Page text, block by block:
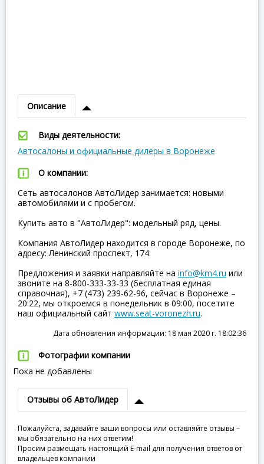
Описание
Виды деятельности:
Автосалоны и официальные дилеры в Воронеже
О компании:
Сеть автосалонов АвтоЛидер занимается: новыми
автомобилями и с пробегом.
Купить авто в "АвтоЛидер": модельный ряд, цены.
Компания АвтоЛидер находится в городе Воронеже, по
адресу: Ленинский проспект, 174.
Предложения и заявки направляйте на info@km4.ru или
звоните на 8-800-333-33-33 (бесплатная единая
справочная), +7 (473) 239-62-96, сейчас в Воронеже –
20:22, мы откроемся в понедельник в 09:00, посетите
наш официальный сайт www.seat-voronezh.ru.
Дата обновления информации: 18 мая 2020 г. 18:02:36
Фотографии компании
Пока не добавлены
Отзывы об АвтоЛидер
Пожалуйста, задавайте ваши вопросы или оставляйте отзывы –
мы обязательно на них ответим!
Просим размещать настоящий E-mail для получения ответов от
владельцев компании